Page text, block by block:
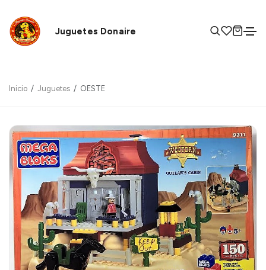
Juguetes Donaire
Inicio Juguetes OESTE